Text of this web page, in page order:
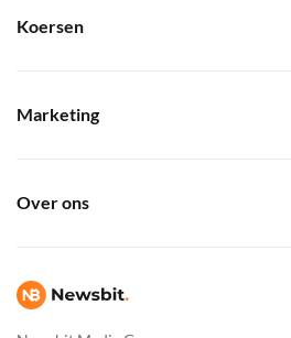
Koersen
Marketing
Over ons